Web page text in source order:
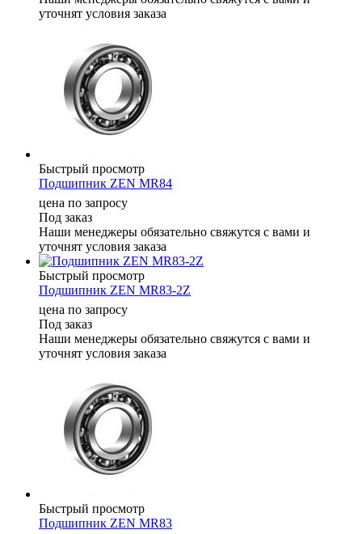
уточнят условия заказа
Быстрый просмотр
Подшипник ZEN MR84
цена по запросу
Под заказ
Наши менеджеры обязательно свяжутся с вами и
уточнят условия заказа
Быстрый просмотр
Подшипник ZEN MR83-2Z
цена по запросу
Под заказ
Наши менеджеры обязательно свяжутся с вами и
уточнят условия заказа
Быстрый просмотр
Подшипник ZEN MR83